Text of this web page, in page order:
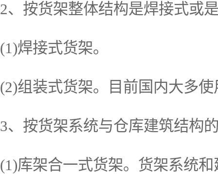
2、按货架整体结构是焊接式或
(1)焊接式货架。
(2)组装式货架。目前国内大多
3、按货架系统与仓库建筑结构
(1)库架合一式货架。货架系统